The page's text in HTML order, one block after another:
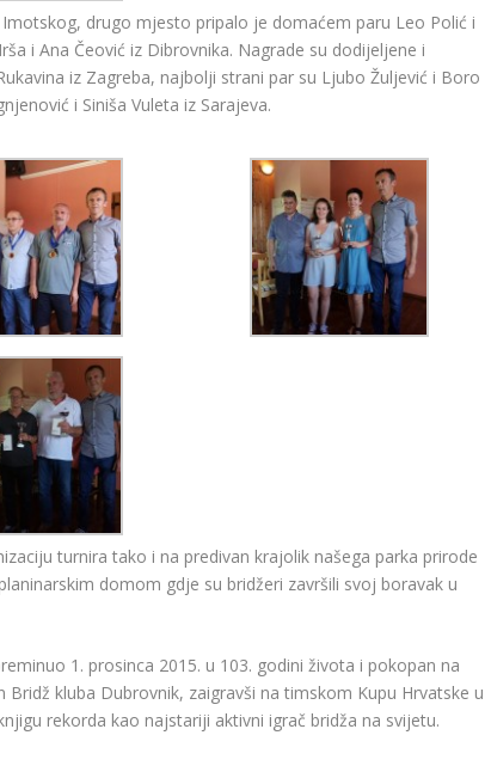
drugo mjesto pripalo je domaćem paru Leo Polić i
i Ana Čeović iz Dibrovnika. Nagrade su dodijeljene i
iz Zagreba, najbolji strani par su Ljubo Žuljević i Boro
i Siniša Vuleta iz Sarajeva.
turnira tako i na predivan krajolik našega parka prirode
domom gdje su bridžeri završili svoj boravak u
1. prosinca 2015. u 103. godini života i pokopan na
kluba Dubrovnik, zaigravši na timskom Kupu Hrvatske u
rekorda kao najstariji aktivni igrač bridža na svijetu.